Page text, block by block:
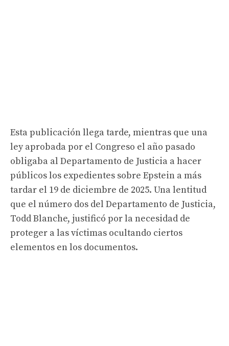
Esta publicación llega tarde, mientras que una
ley aprobada por el Congreso el año pasado
obligaba al Departamento de Justicia a hacer
públicos los expedientes sobre Epstein a más
tardar el 19 de diciembre de 2025. Una lentitud
que el número dos del Departamento de Justicia,
Todd Blanche, justificó por la necesidad de
proteger a las víctimas ocultando ciertos
elementos en los documentos.